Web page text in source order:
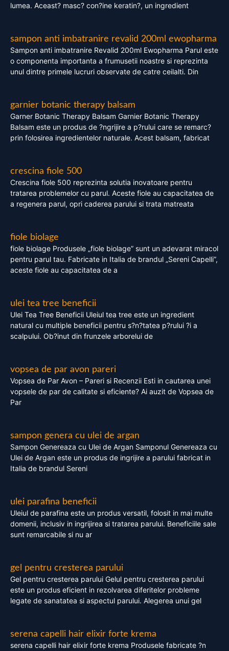
lumea. Aceast? masc? con?ine keratin?, un ingredient
sampon anti imbatranire revalid 200ml ewopharma
Sampon anti imbatranire Revalid 200ml Ewopharma Parul este
o componenta importanta a frumusetii noastre si reprezinta
unul dintre primele lucruri observate de catre ceilalti. Din
garnier botanic therapy balsam
Garner Botanic Therapy Balsam Garnier Botanic Therapy
Balsam este un produs de ?ngrijire a p?rului care se remarc?
prin folosirea ingredientelor naturale. Acest balsam, fabricat
crescina fiole 500
Crescina fiole 500 reprezinta solutia inovatoare pentru
tratarea problemelor cu parul. Aceste fiole au capacitatea de
a regenera parul, opri caderea parului si trata matreata
fiole biolage
fiole biolage Produsele „fiole biolage” sunt un adevarat miracol
pentru parul tau. Fabricate in Italia de brandul „Sereni Capelli”,
aceste fiole au capacitatea de a
ulei tea tree beneficii
Ulei Tea Tree Beneficii Uleiul tea tree este un ingredient
natural cu multiple beneficii pentru s?n?tatea p?rului ?i a
scalpului. Ob?inut din frunzele arborelui de
vopsea de par avon pareri
Vopsea de Par Avon – Pareri si Recenzii Esti in cautarea unei
vopsele de par de calitate si eficiente? Ai auzit de Vopsea de
Par
sampon genera cu ulei de argan
Sampon Genereaza cu Ulei de Argan Samponul Genereaza cu
Ulei de Argan este un produs de ingrijire a parului fabricat in
Italia de brandul Sereni
ulei parafina beneficii
Uleiul de parafina este un produs versatil, folosit in mai multe
domenii, inclusiv in ingrijirea si tratarea parului. Beneficiile sale
sunt remarcabile si nu ar
gel pentru cresterea parului
Gel pentru cresterea parului Gelul pentru cresterea parului
este un produs eficient in rezolvarea diferitelor probleme
legate de sanatatea si aspectul parului. Alegerea unui gel
serena capelli hair elixir forte krema
serena capelli hair elixir forte krema Produsele fabricate ?n